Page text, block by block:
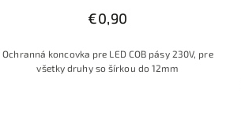
€0,90
Ochranná koncovka pre LED COB pásy 230V, pre
všetky druhy so šírkou do 12mm